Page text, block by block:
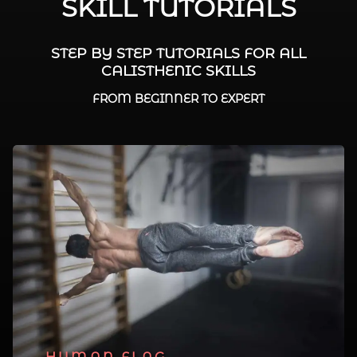
SKILL TUTORIALS
STEP BY STEP TUTORIALS FOR ALL
CALISTHENIC SKILLS
FROM BEGINNER TO EXPERT